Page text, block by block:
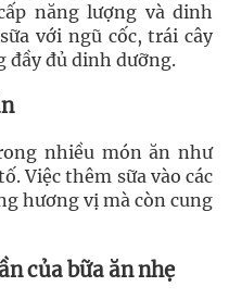
năng lượng và dinh
với ngũ cốc, trái cây
đầy đủ dinh dưỡng.
nhiều món ăn như
Việc thêm sữa vào các
hương vị mà còn cung
của bữa ăn nhẹ